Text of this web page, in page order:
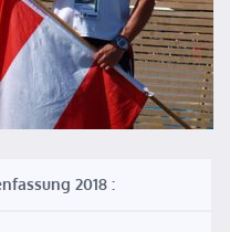
2018 :